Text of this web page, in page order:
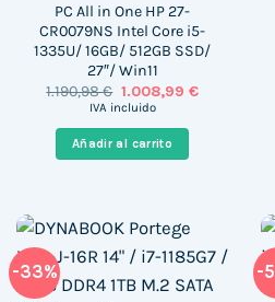
PC All in One HP 27-
CR0079NS Intel Core i5-
1335U/ 16GB/ 512GB SSD/
27″/ Win11
1.190,98€ El
precio
era:
1.190,98 €.
1.008,99 €El
IVA incluido
Añadir al carrito
-33% -